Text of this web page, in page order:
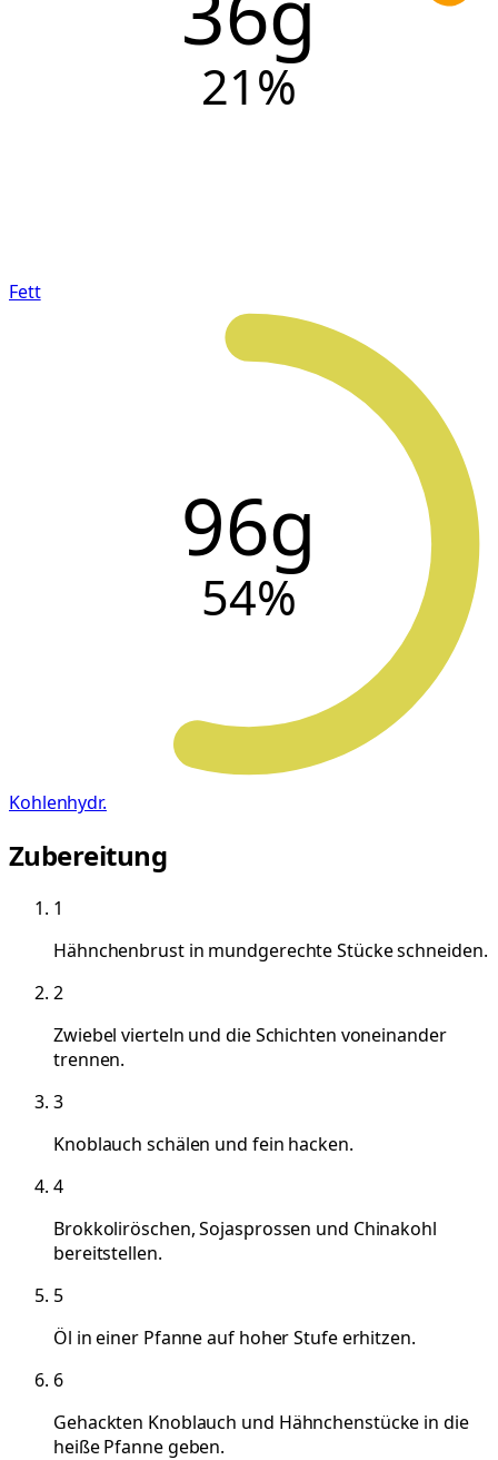
21%
Fett
96g
54%
Kohlenhydr.
Zubereitung
1
Hähnchenbrust in mundgerechte Stücke schneiden.
2
Zwiebel vierteln und die Schichten voneinander
trennen.
3
Knoblauch schälen und fein hacken.
4
Brokkoliröschen, Sojasprossen und Chinakohl
bereitstellen.
5
Öl in einer Pfanne auf hoher Stufe erhitzen.
6
Gehackten Knoblauch und Hähnchenstücke in die
heiße Pfanne geben.